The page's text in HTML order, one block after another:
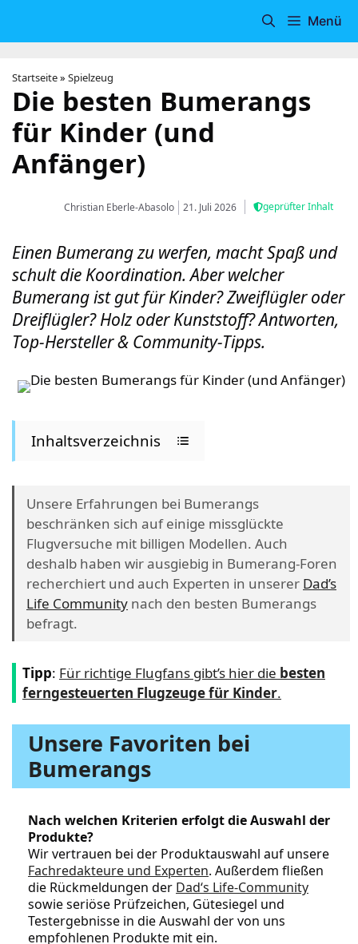
Menü
Startseite» Spielzeug
Die besten Bumerangs
für Kinder (und
Anfänger)
Christian Eberle-Abasolo 21. Juli 2026 geprüfter Inhalt
Einen Bumerang zu werfen, macht Spaß und
schult die Koordination. Aber welcher
Bumerang ist gut für Kinder? Zweiflügler oder
Dreiflügler? Holz oder Kunststoff? Antworten,
Top-Hersteller & Community-Tipps.
Inhaltsverzeichnis
Unsere Erfahrungen bei Bumerangs
beschränken sich auf einige missglückte
Flugversuche mit billigen Modellen. Auch
deshalb haben wir ausgiebig in Bumerang-Foren
recherchiert und auch Experten in unserer Dad’s
Life Community nach den besten Bumerangs
befragt.
Tipp: Für richtige Flugfans gibt’s hier die besten
ferngesteuerten Flugzeuge für Kinder.
Unsere Favoriten bei
Bumerangs
Nach welchen Kriterien erfolgt die Auswahl der
Produkte?
Wir vertrauen bei der Produktauswahl auf unsere
Fachredakteure und Experten. Außerdem fließen
die Rückmeldungen der Dad‘s Life-Community
sowie seriöse Prüfzeichen, Gütesiegel und
Testergebnisse in die Auswahl der von uns
empfohlenen Produkte mit ein.